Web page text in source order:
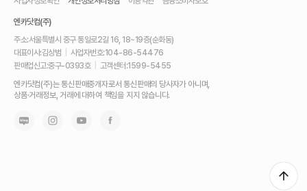
엔카닷컴(주)
주소:서울특별시 중구 통일로2길 16, 18~19층(순화동)
대표이사:김상범 사업자번호:104-86-54476
판매업신고:중구-0393호 고객센터:1599-5455
차
를
고
엔카닷컴(주)는 통신판매중개자로서 통신판매의 당사자가 아니며,
상품·거래정보, 거래에 대하여 책임을 지지 않습니다.